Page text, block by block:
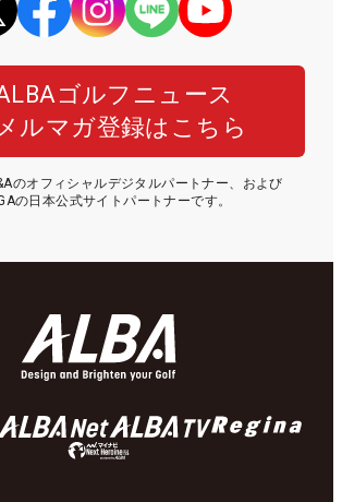
ゴルフニュース
ルマガ登録はこちら
のオフィシャルデジタルパートナー、および
の日本公式サイトパートナーです。